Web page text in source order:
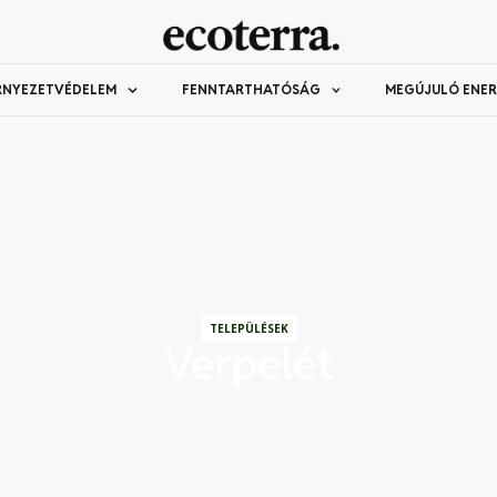
FENNTARTHATÓSÁG MEGÚJULÓ
TELEPÜLÉSEK